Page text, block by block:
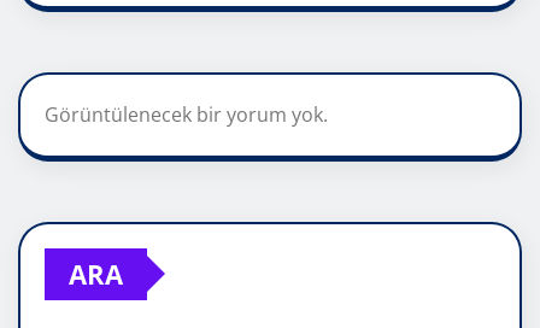
Görüntülenecek bir yorum yok.
ARA